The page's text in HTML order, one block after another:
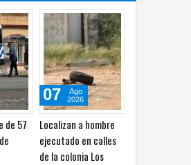
Localizan a hombre
ejecutado en calles
de la colonia Los
07
Ago
2026
Jóvenes chocan
contra vivienda tras
impactar taxi en
07